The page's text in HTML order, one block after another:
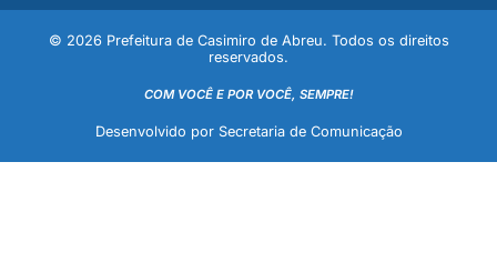
© 2026 Prefeitura de Casimiro de Abreu. Todos os direitos
reservados.
COM VOCÊ E POR VOCÊ, SEMPRE!
Desenvolvido por Secretaria de Comunicação